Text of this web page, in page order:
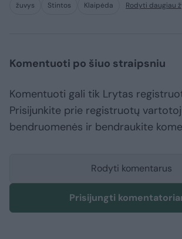
žuvys Stintos Klaipėda Rodyti daugiau
Komentuoti po šiuo straipsniu
Komentuoti gali tik Lrytas
Prisijunkite prie registruotų
bendruomenės ir bendraukite
Rodyti komentarus
Prisijungti